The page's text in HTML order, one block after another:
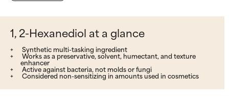
1, 2-Hexanediol at a glance
Synthetic multi-tasking ingredient
Works as a preservative, solvent, humectant, and texture
enhancer
Active against bacteria, not molds or fungi
Considered non-sensitizing in amounts used in cosmetics